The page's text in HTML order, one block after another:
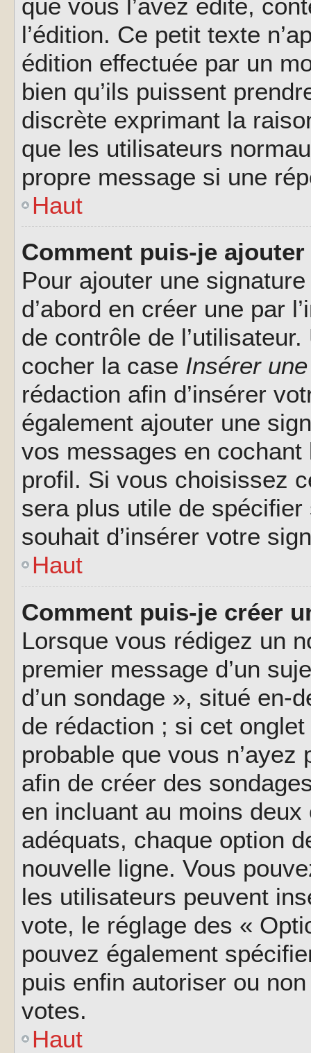
que vous l’avez édité,
l’édition. Ce petit texte
édition effectuée par un
bien qu’ils puissent
discrète exprimant la
que les utilisateurs
propre message si une
Haut
Comment puis-je
Pour ajouter une
d’abord en créer une par
de contrôle de
cocher la case Insérer
rédaction afin d’insérer
également ajouter une
vos messages en
profil. Si vous choisissez
sera plus utile de
souhait d’insérer votre
Haut
Comment puis-je créer
Lorsque vous rédigez un
premier message d’un
d’un sondage », situé en-
de rédaction ; si cet
probable que vous
afin de créer des
en incluant au moins
adéquats, chaque option
nouvelle ligne. Vous
les utilisateurs peuvent
vote, le réglage des «
pouvez également
puis enfin autoriser ou
votes.
Haut